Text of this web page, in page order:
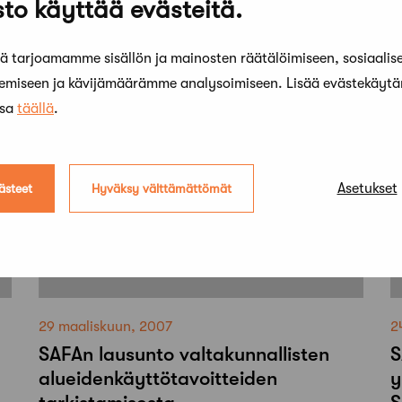
käyttää evästeitä.
tarjoamamme sisällön ja mainosten räätälöimiseen,
ja kävijämäärämme analysoimiseen. Lisää
täällä.
Hyväksy välttämättömät Asetukset
esityksestä laiksi
tunnustamisesta
29 maaliskuun, 2007
SAFAn lausunto valtakunnallisten
alueidenkäyttötavoitteiden